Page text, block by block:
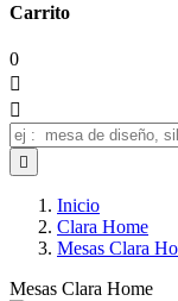
Carrito
0



Inicio
Clara Home
Mesas Clara
Mesas Clara Home